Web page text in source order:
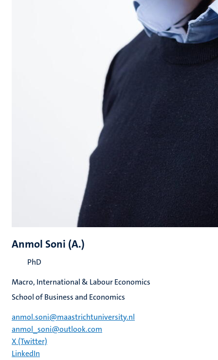
Anmol Soni (A.)
PhD
Macro, International & Labour Economics
School of Business and Economics
anmol.soni@maastrichtuniversity.nl
anmol_soni@outlook.com
X (Twitter)
LinkedIn